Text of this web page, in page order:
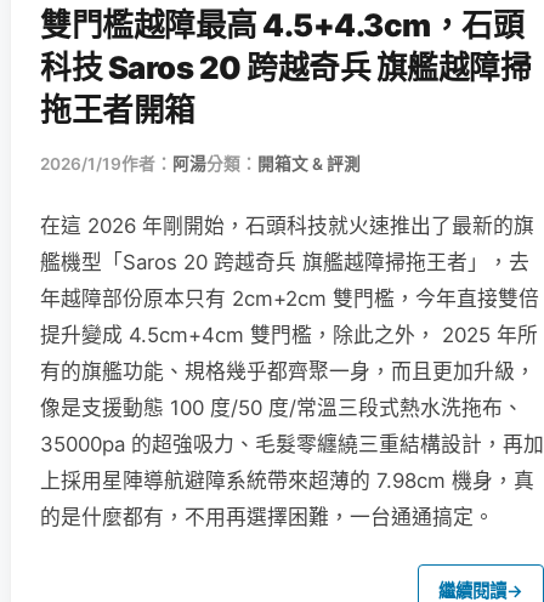
雙門檻越障最高 4.5+4.3cm，石頭
科技 Saros 20 跨越奇兵 旗艦越障掃
拖王者開箱
2026/1/19作者： 阿湯分類： 開箱文 & 評測
在這 2026 年剛開始，石頭科技就火速推出了最新的旗
艦機型「Saros 20 跨越奇兵 旗艦越障掃拖王者」，去
年越障部份原本只有 2cm+2cm 雙門檻，今年直接雙倍
提升變成 4.5cm+4cm 雙門檻，除此之外， 2025 年所
有的旗艦功能、規格幾乎都齊聚一身，而且更加升級，
像是支援動態 100 度/50 度/常溫三段式熱水洗拖布、
35000pa 的超強吸力、毛髮零纏繞三重結構設計，再加
上採用星陣導航避障系統帶來超薄的 7.98cm 機身，真
的是什麼都有，不用再選擇困難，一台通通搞定。
繼續閱讀→